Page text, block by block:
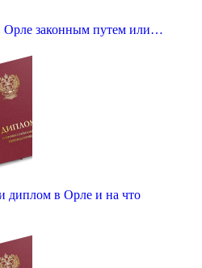
Орле законным путем или…
диплом в Орле и на что